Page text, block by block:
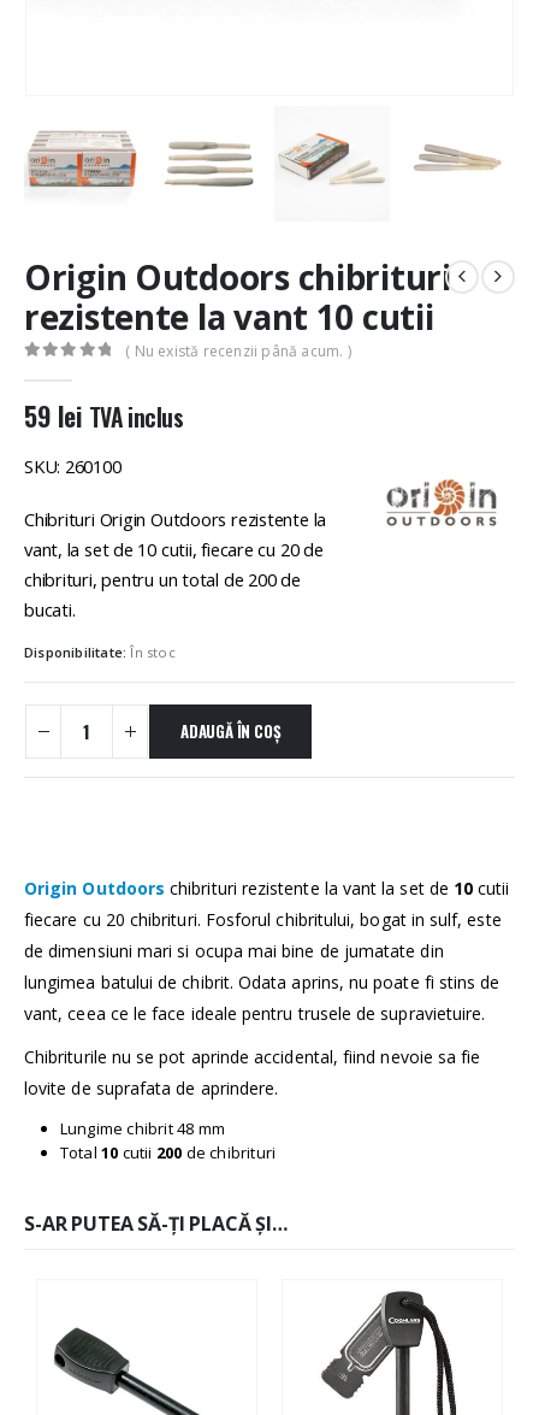
Origin Outdoors chibrituri
rezistente la vant 10 cutii
( Nu există recenzii până acum. )
59 lei TVA inclus
SKU: 260100
Chibrituri Origin Outdoors rezistente la
vant, la set de 10 cutii, fiecare cu 20 de
chibrituri, pentru un total de 200 de
bucati.
Disponibilitate:În stoc
ADAUGĂ ÎN COȘ
Origin Outdoors chibrituri rezistente la vant la set de 10 cutii
fiecare cu 20 chibrituri. Fosforul chibritului, bogat in sulf, este
de dimensiuni mari si ocupa mai bine de jumatate din
lungimea batului de chibrit. Odata aprins, nu poate fi stins de
vant, ceea ce le face ideale pentru trusele de supravietuire.
Chibriturile nu se pot aprinde accidental, fiind nevoie sa fie
lovite de suprafata de aprindere.
Lungime chibrit 48 mm
Total 10 cutii 200 de chibrituri
S-AR PUTEA SĂ-ȚI PLACĂ ȘI…